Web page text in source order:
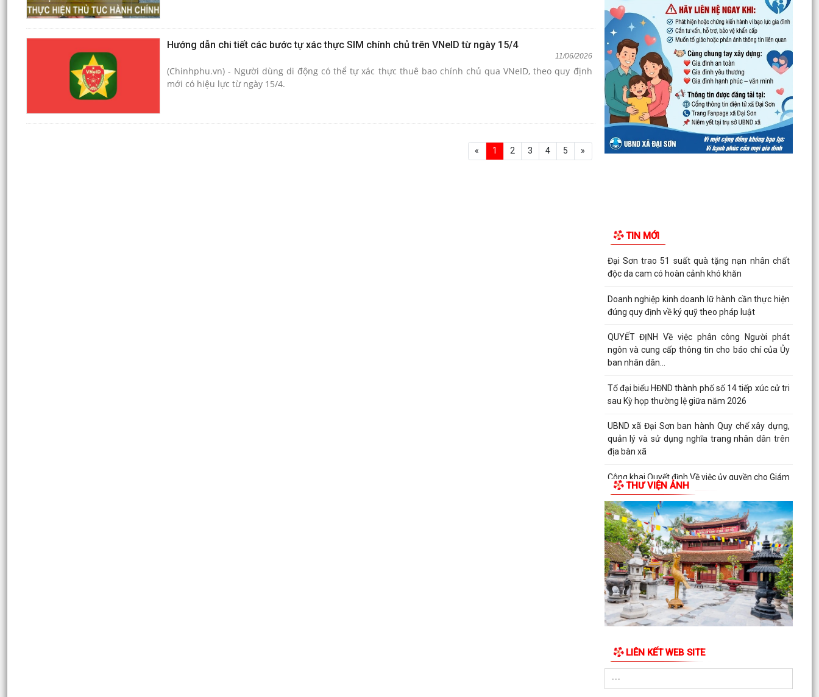
Hướng dẫn chi tiết các bước tự xác thực SIM chính chủ trên VNeID từ ngày 15/4
11/06/2026
(Chinhphu.vn) - Người dùng di động có thể tự xác thực thuê bao chính chủ qua VNeID, theo quy định
mới có hiệu lực từ ngày 15/4.
« 1 2 3 4 5 »
TIN MỚI
Đại Sơn trao 51 suất quà tặng nạn nhân chất
độc da cam có hoàn cảnh khó khăn
Doanh nghiệp kinh doanh lữ hành cần thực hiện
đúng quy định về ký quỹ theo pháp luật
QUYẾT ĐỊNH Về việc phân công Người phát
ngôn và cung cấp thông tin cho báo chí của Ủy
ban nhân dân...
Tổ đại biểu HĐND thành phố số 14 tiếp xúc cử tri
sau Kỳ họp thường lệ giữa năm 2026
UBND xã Đại Sơn ban hành Quy chế xây dựng,
quản lý và sử dụng nghĩa trang nhân dân trên
địa bàn xã
Công khai Quyết định Về việc ủy quyền cho Giám
đốc Sở Y tế thực hiện cấp, cấp lại giấy phép
hoạt...
THƯ VIỆN ẢNH
LIÊN KẾT WEB SITE